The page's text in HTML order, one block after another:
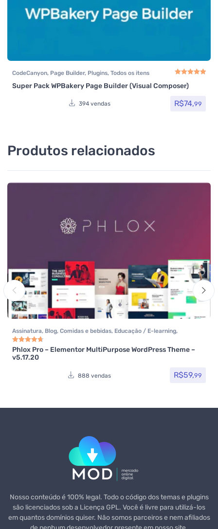
CodeCanyon, Page Builder, Plugins, Todos os itens
Avaliação
Super Pack WPBakery Page Builder (Visual Composer)
394 vendas R$74,99
Produtos relacionados
Assinatura, Blog, Comidas e bebidas, Educação / E-learning,
Elementor,
Virtual Multiuso, Política, Portfolio, Reservas e Aluguel, Saúde e
Beleza, Som e video
Avaliação4.80
Phlox Pro – Elementor MultiPurpose WordPress Theme –
v5.17.20
888 vendas R$59,99
Nosso conteúdo é 100% legal. Todo o código dos temas e plugins
são licenciados sob a Licença GPL. Você é livre para utilizá-los
em quantos domínios quiser. Não somos parceiros e nem afiliados